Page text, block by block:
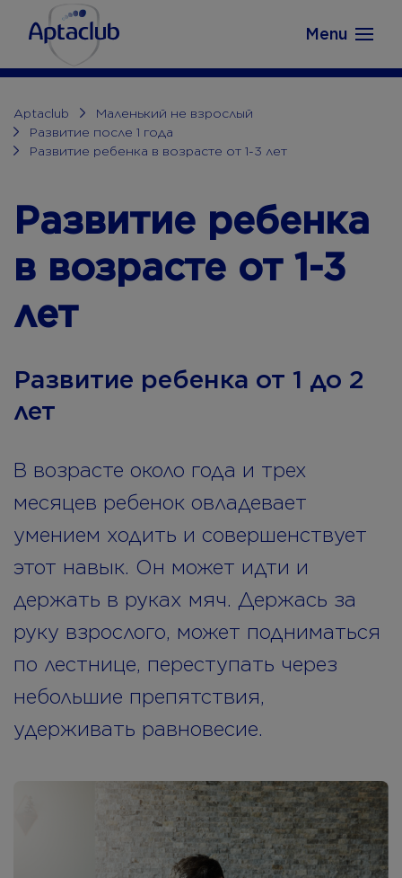
Skip to content
Aptaclub.ee Menu
Aptaclub
Маленький не взрослый
Развитие после 1 года
Развитие ребенка в возрасте от 1-3 лет
Развитие ребенка
в возрасте от 1-3
лет
Развитие ребенка от 1 до 2
лет
В возрасте около года и трех
месяцев ребенок овладевает
умением ходить и совершенствует
этот навык. Он может идти и
держать в руках мяч. Держась за
руку взрослого, может подниматься
по лестнице, переступать через
небольшие препятствия,
удерживать равновесие.